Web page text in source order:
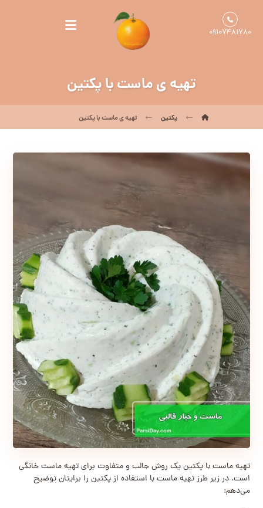
۰۹۱۰۷۴۸۱۷۸۰
تهیه ی ماست با پکتین
پکتین تهیه ی ماست با پکتین
تهیه ماست با پکتین یک روش جالب و متفاوت برای تهیه ماست خانگی
است. در زیر طرز تهیه ماست با استفاده از پکتین را برایتان توضیح
می‌دهم: